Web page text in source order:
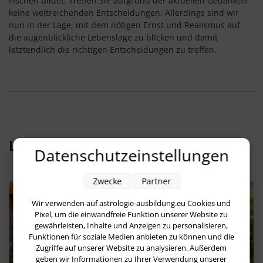
keine weitreichenden Entscheidungen. Allerdings sind wir
nun in der Lage, mit dem nötigen Ernst und Realismus auf
die augenblickliche Lebenslage zu blicken und damit
letztendlich die richtigen Entscheidungen zu treffen.
Lesen Sie jetzt:
Datenschutzeinstellungen
Wir verwenden auf astrologie-ausbildung.eu Cookies und
Pixel, um die einwandfreie Funktion unserer Website zu
gewährleisten, Inhalte und Anzeigen zu personalisieren,
Funktionen für soziale Medien anbieten zu können und die
Zugriffe auf unserer Website zu analysieren. Außerdem
geben wir Informationen zu Ihrer Verwendung unserer
Zwecke Partner